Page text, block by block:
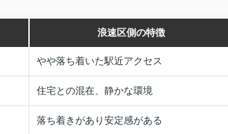
浪速区側の特徴
やや落ち着いた駅近アクセス
住宅との混在、静かな環境
落ち着きがあり安定感がある